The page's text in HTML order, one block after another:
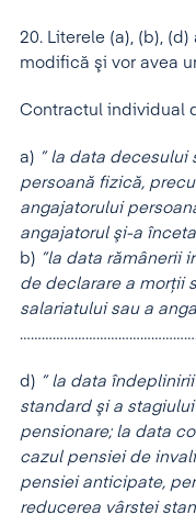
20. Literele (a), (b),
modifică şi vor avea
Contractul individual
a) ” la data decesului
persoană fizică,
angajatorului
angajatorul şi-a
b) ”la data rămânerii
de declarare a morţii
salariatului sau a
d) ” la data
standard şi a
pensionare; la data
cazul pensiei de
pensiei anticipate,
reducerea vârstei